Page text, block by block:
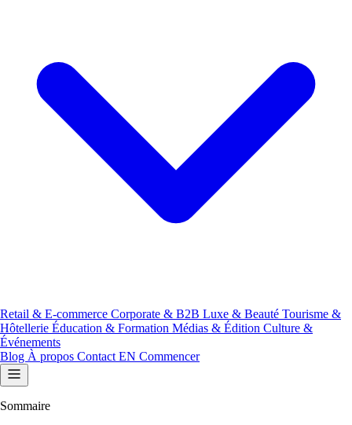
Retail & E-commerce Corporate & B2B Luxe & Beauté Tourisme &
Hôtellerie Éducation & Formation Médias & Édition Culture &
Événements
Blog À propos Contact EN Commencer
Sommaire